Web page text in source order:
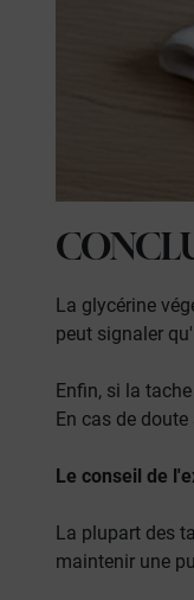
La glycérine
peut signaler
Enfin, si la
En cas de
Le conseil de
La plupart des
maintenir une